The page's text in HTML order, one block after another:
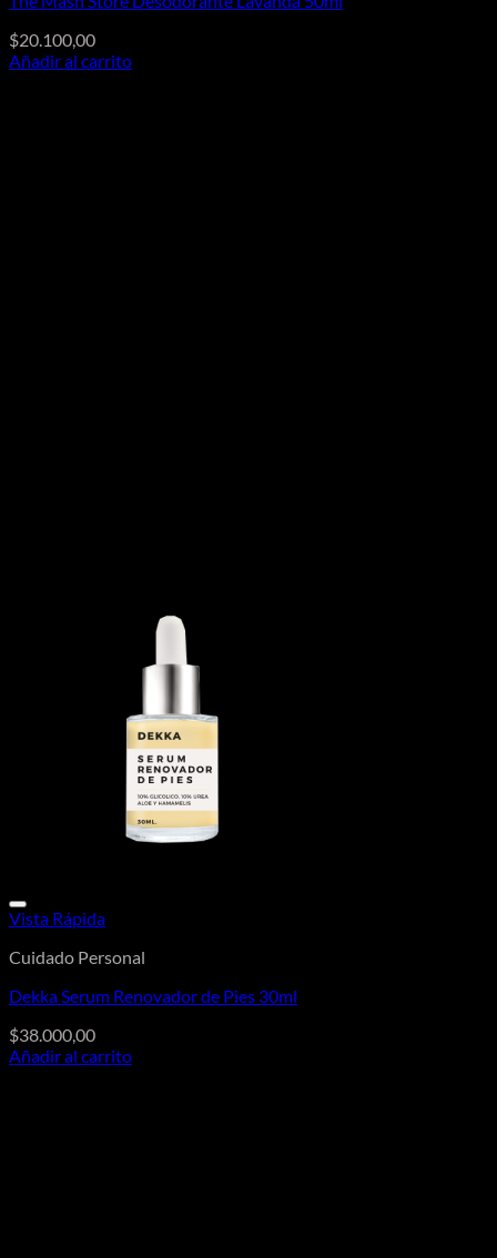
$20.100,00
Añadir al carrito
Vista Rápida
Cuidado Personal
Dekka Serum Renovador de Pies 30ml
$38.000,00
Añadir al carrito